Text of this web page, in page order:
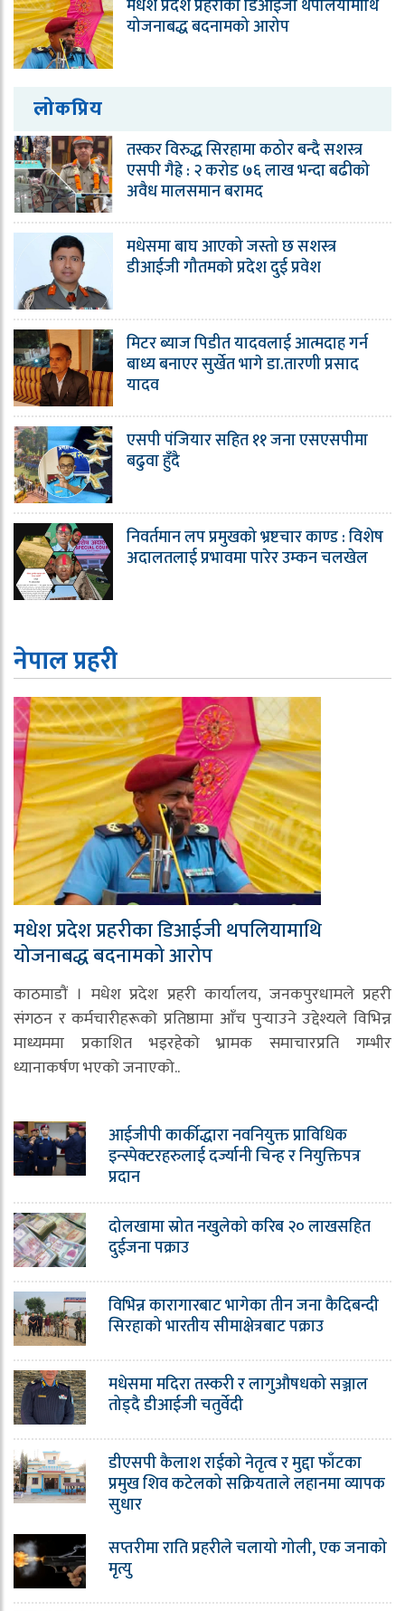
मधेश प्रदेश प्रहरीका डिआईजी थपलियामाथि
योजनाबद्ध बदनामको आरोप
लोकप्रिय
तस्कर विरुद्ध सिरहामा कठोर बन्दै सशस्त्र
एसपी गैह्रे : २ करोड ७६ लाख भन्दा बढीको
अवैध मालसमान बरामद
मधेसमा बाघ आएको जस्तो छ सशस्त्र
डीआईजी गौतमको प्रदेश दुई प्रवेश
मिटर ब्याज पिडीत यादवलाई आत्मदाह गर्न
बाध्य बनाएर सुर्खेत भागे डा.तारणी प्रसाद
यादव
एसपी पंजियार सहित ११ जना एसएसपीमा
बढुवा हुँदै
निवर्तमान लप प्रमुखको भ्रष्टचार काण्ड : विशेष
अदालतलाई प्रभावमा पारेर उम्कन चलखेल
नेपाल प्रहरी
मधेश प्रदेश प्रहरीका डिआईजी थपलियामाथि
योजनाबद्ध बदनामको आरोप
काठमाडौं । मधेश प्रदेश प्रहरी कार्यालय, जनकपुरधामले प्रहरी
संगठन र कर्मचारीहरूको प्रतिष्ठामा आँच पुर्‍याउने उद्देश्यले विभिन्न
माध्यममा प्रकाशित भइरहेको भ्रामक समाचारप्रति गम्भीर
ध्यानाकर्षण भएको जनाएको..
आईजीपी कार्कीद्धारा नवनियुक्त प्राविधिक
इन्स्पेक्टरहरुलाई दर्ज्यानी चिन्ह र नियुक्तिपत्र
प्रदान
दोलखामा स्रोत नखुलेको करिब २० लाखसहित
दुईजना पक्राउ
विभिन्न कारागारबाट भागेका तीन जना कैदिबन्दी
सिरहाको भारतीय सीमाक्षेत्रबाट पक्राउ
मधेसमा मदिरा तस्करी र लागुऔषधको सञ्जाल
तोड्दै डीआईजी चतुर्वेदी
डीएसपी कैलाश राईको नेतृत्व र मुद्दा फाँटका
प्रमुख शिव कटेलको सक्रियताले लहानमा व्यापक
सुधार
सप्तरीमा राति प्रहरीले चलायो गोली, एक जनाको
मृत्यु